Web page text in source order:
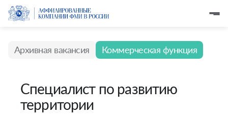
Архивная вакансия Коммерческая функция
Специалист по развитию
территории